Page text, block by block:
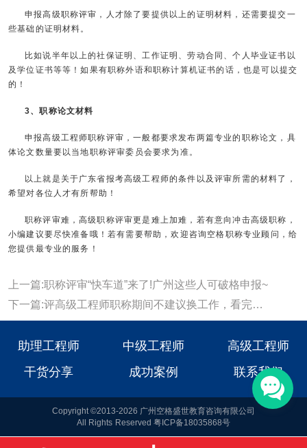
申报高级职称评审，人才除了要提供以上的证明材料，还需要提交一
些基础的证明材料。
比如说半年以上的社保证明、工作证明、劳动合同、个人毕业证书以
及学位证书等等！如果有职称外语和职称计算机证书的话，也是可以提交
的！
3、职称论文材料
申报高级工程师职称评审，一般都要求发布两篇专业的职称论文，具
体论文数量要以当地职称评审委员会要求为准。
以上就是关于广东省报考高级工程师的条件以及评审所需的材料了，
希望对各位人才有所帮助！
职称评审难，高级职称评审更是难上加难，若有意向冲击高级职称，
小编建议要尽快准备哦！若有需要帮助，欢迎咨询空格职称专业顾问，给
您提供最专业的服务！
上一篇:职称评审“快车道”来了!广州这些人可破格申报~
下一篇:评高级工程师职称期间不建议换工作，看完这篇你就懂！
助理工程师 中级工程师
高级工程师
干货分享
成功案例 联系我们
Copyright ©2013-2026 广州空格盛世教育咨询有限公司
All Rights Reserved 粤ICP备18035868号